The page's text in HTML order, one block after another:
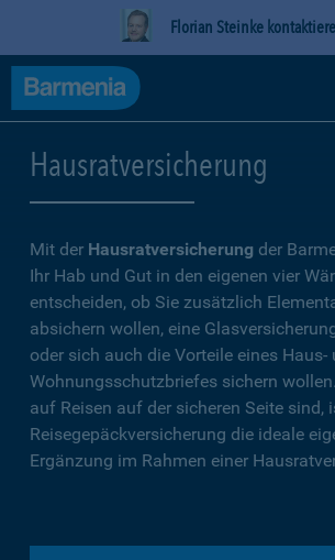
Florian Steinke
Hausratversicherung
Mit der Hausratversicherung der
Ihr Hab und Gut in den eigenen vier
entscheiden, ob Sie zusätzlich
absichern wollen, eine
oder sich auch die Vorteile eines Haus-
Wohnungsschutzbriefes sichern
auf Reisen auf der sicheren Seite sind,
Reisegepäckversicherung die ideale
Ergänzung im Rahmen einer